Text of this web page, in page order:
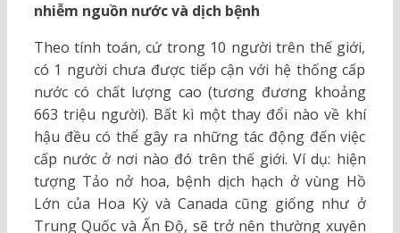
nhiễm nguồn nước và dịch bệnh
Theo tính toán, cứ trong 10 người trên thế giới,
có 1 người chưa được tiếp cận với hệ thống cấp
nước có chất lượng cao (tương đương khoảng
663 triệu người). Bất kì một thay đổi nào về khí
hậu đều có thể gây ra những tác động đến việc
cấp nước ở nơi nào đó trên thế giới. Ví dụ: hiện
tượng Tảo nở hoa, bệnh dịch hạch ở vùng Hồ
Lớn của Hoa Kỳ và Canada cũng giống như ở
Trung Quốc và Ấn Độ, sẽ trở nên thường xuyên